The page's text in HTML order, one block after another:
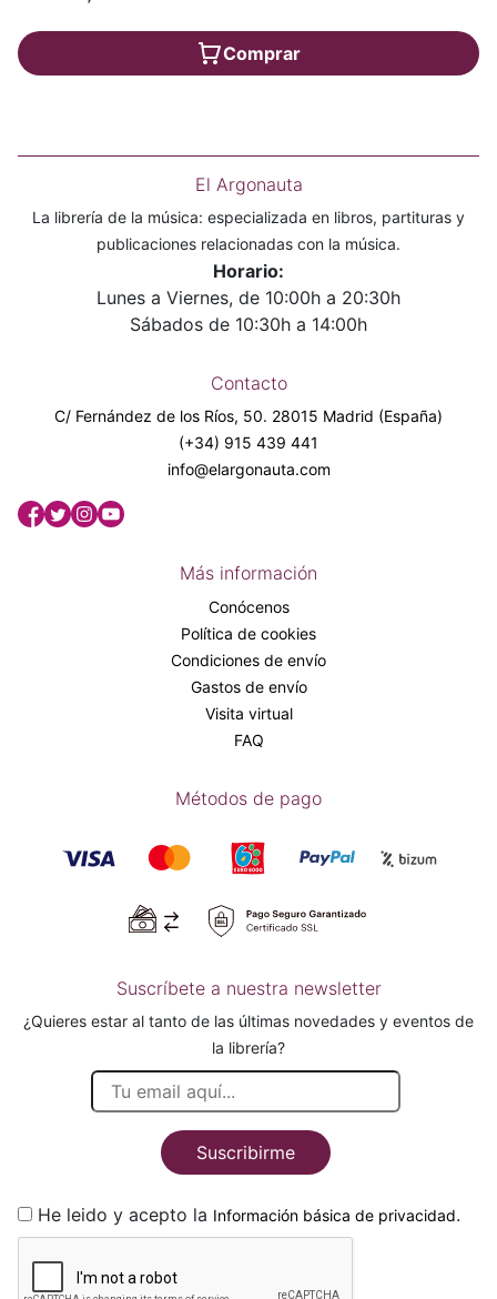
Comprar
El Argonauta
La librería de la música: especializada en libros, partituras y
publicaciones relacionadas con la música.
Horario:
Lunes a Viernes, de 10:00h a 20:30h
Sábados de 10:30h a 14:00h
Contacto
C/ Fernández de los Ríos, 50. 28015 Madrid (España)
(+34) 915 439 441
info@elargonauta.com
Más información
Conócenos
Política de cookies
Condiciones de envío
Gastos de envío
Visita virtual
FAQ
Métodos de pago
Suscríbete a nuestra newsletter
¿Quieres estar al tanto de las últimas novedades y eventos de
la librería?
Suscribirme
He leido y acepto la Información básica de privacidad.